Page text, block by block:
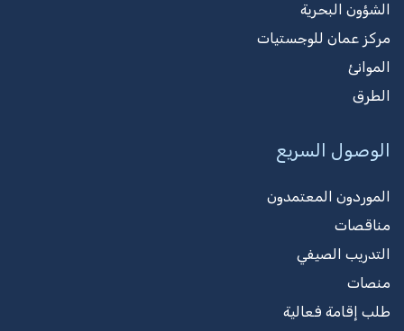
الشؤون البحرية
مركز عمان للوجستيات
الموانئ
الطرق
الوصول السريع
الموردون المعتمدون
مناقصات
التدريب الصيفي
منصات
طلب إقامة فعالية